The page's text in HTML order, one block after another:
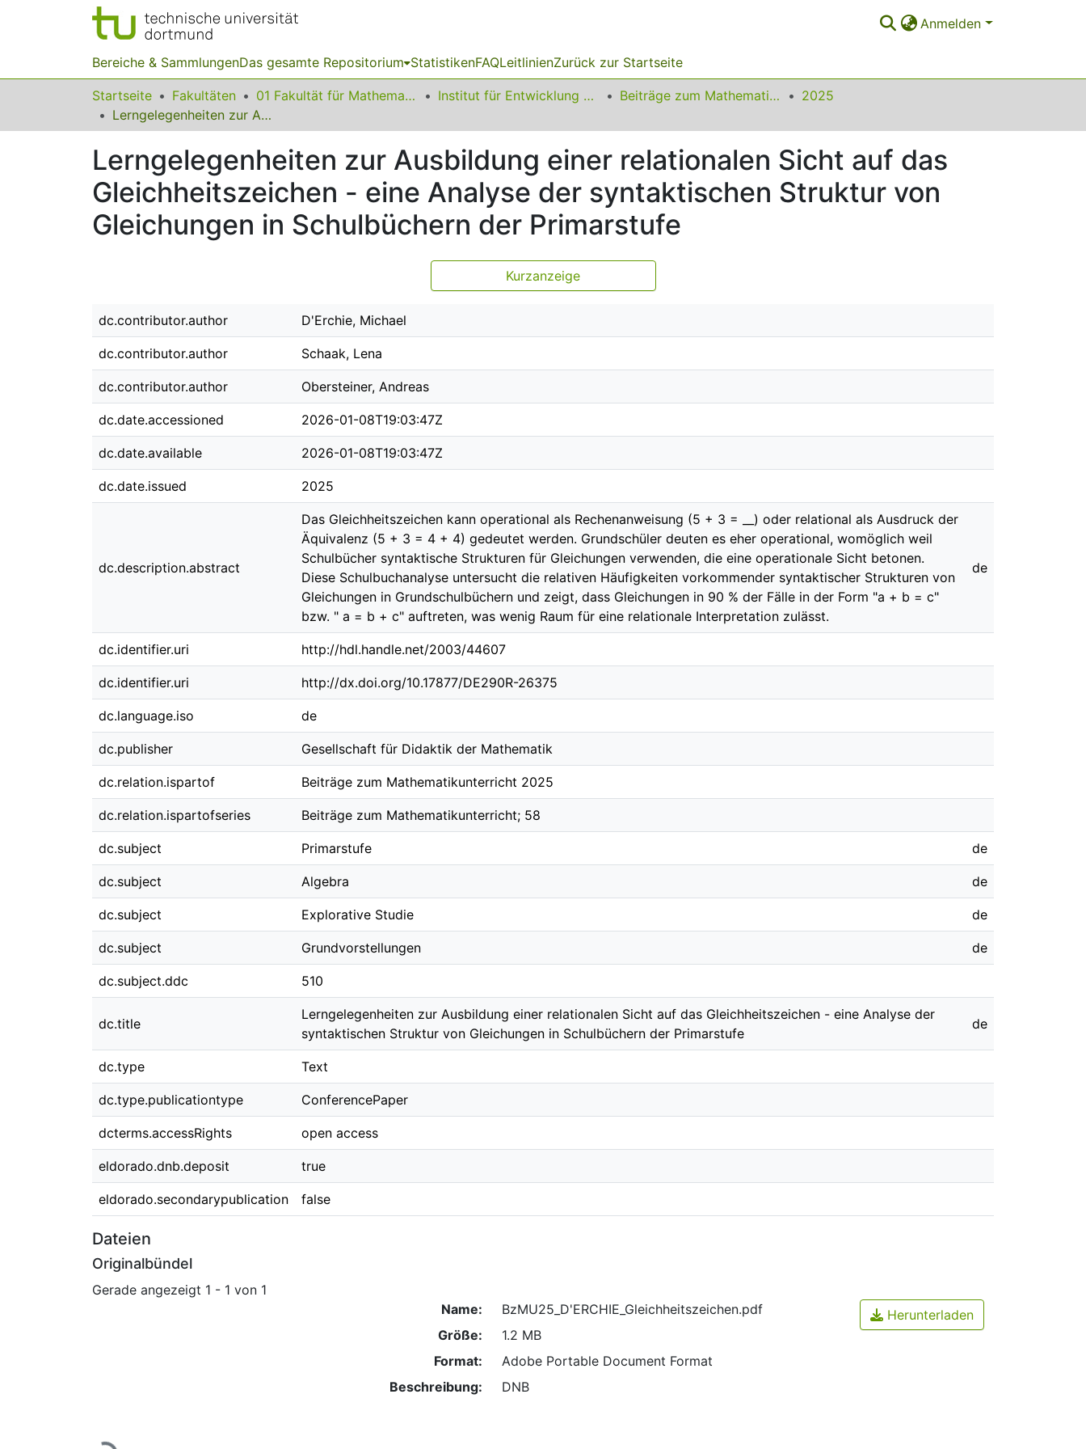
Anmelden
Bereiche & SammlungenDas gesamte Repositorium StatistikenFAQLeitlinienZurück zur Startseite
Startseite Fakultäten 01 Fakultät für Mathematik Institut für Entwicklung und Erforschung des Mathematikunterrichts Beiträge zum Mathematikunterricht
2025
Lerngelegenheiten zur Ausbildung einer relationalen Sicht auf das Gleichheitszeichen - eine Analyse der syntaktischen Struktur von Gleichungen in Schulbüchern der Primarstufe
Lerngelegenheiten zur Ausbildung einer relationalen Sicht auf das
Gleichheitszeichen - eine Analyse der syntaktischen Struktur von
Gleichungen in Schulbüchern der Primarstufe
Kurzanzeige
dc.contributor.author D'Erchie, Michael
dc.contributor.author Schaak, Lena
dc.contributor.author Obersteiner, Andreas
dc.date.accessioned 2026-01-08T19:03:47Z
dc.date.available 2026-01-08T19:03:47Z
dc.date.issued 2025
dc.description.abstract
Das Gleichheitszeichen kann operational als Rechenanweisung (5 + 3 = __) oder relational als Ausdruck der
Äquivalenz (5 + 3 = 4 + 4) gedeutet werden. Grundschüler deuten es eher operational, womöglich weil
Schulbücher syntaktische Strukturen für Gleichungen verwenden, die eine operationale Sicht betonen.
Diese Schulbuchanalyse untersucht die relativen Häufigkeiten vorkommender syntaktischer Strukturen von
Gleichungen in Grundschulbüchern und zeigt, dass Gleichungen in 90 % der Fälle in der Form "a + b = c"
bzw. " a = b + c" auftreten, was wenig Raum für eine relationale Interpretation zulässt.
de
dc.identifier.uri http://hdl.handle.net/2003/44607
dc.identifier.uri http://dx.doi.org/10.17877/DE290R-26375
dc.language.iso de
dc.publisher Gesellschaft für Didaktik der Mathematik
dc.relation.ispartof Beiträge zum Mathematikunterricht 2025
dc.relation.ispartofseries Beiträge zum Mathematikunterricht; 58
dc.subject Primarstufe de
dc.subject Algebra de
dc.subject Explorative Studie de
dc.subject Grundvorstellungen de
dc.subject.ddc 510
dc.title
Lerngelegenheiten zur Ausbildung einer relationalen Sicht auf das Gleichheitszeichen - eine Analyse der
syntaktischen Struktur von Gleichungen in Schulbüchern der Primarstufe
de
dc.type Text
dc.type.publicationtype ConferencePaper
dcterms.accessRights open access
eldorado.dnb.deposit true
eldorado.secondarypublication false
Dateien
Originalbündel
Gerade angezeigt 1 - 1 von 1
Name:
BzMU25_D'ERCHIE_Gleichheitszeichen.pdf
Größe:
1.2 MB
Format:
Adobe Portable Document Format
Beschreibung:
DNB
Herunterladen